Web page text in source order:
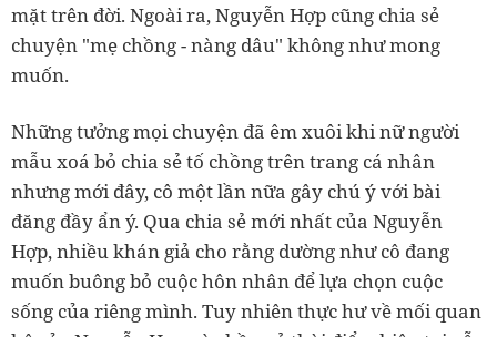
mặt trên đời. Ngoài ra, Nguyễn Hợp cũng chia sẻ
chuyện "mẹ chồng - nàng dâu" không như mong
muốn.
Những tưởng mọi chuyện đã êm xuôi khi nữ người
mẫu xoá bỏ chia sẻ tố chồng trên trang cá nhân
nhưng mới đây, cô một lần nữa gây chú ý với bài
đăng đầy ẩn ý. Qua chia sẻ mới nhất của Nguyễn
Hợp, nhiều khán giả cho rằng dường như cô đang
muốn buông bỏ cuộc hôn nhân để lựa chọn cuộc
sống của riêng mình. Tuy nhiên thực hư về mối quan